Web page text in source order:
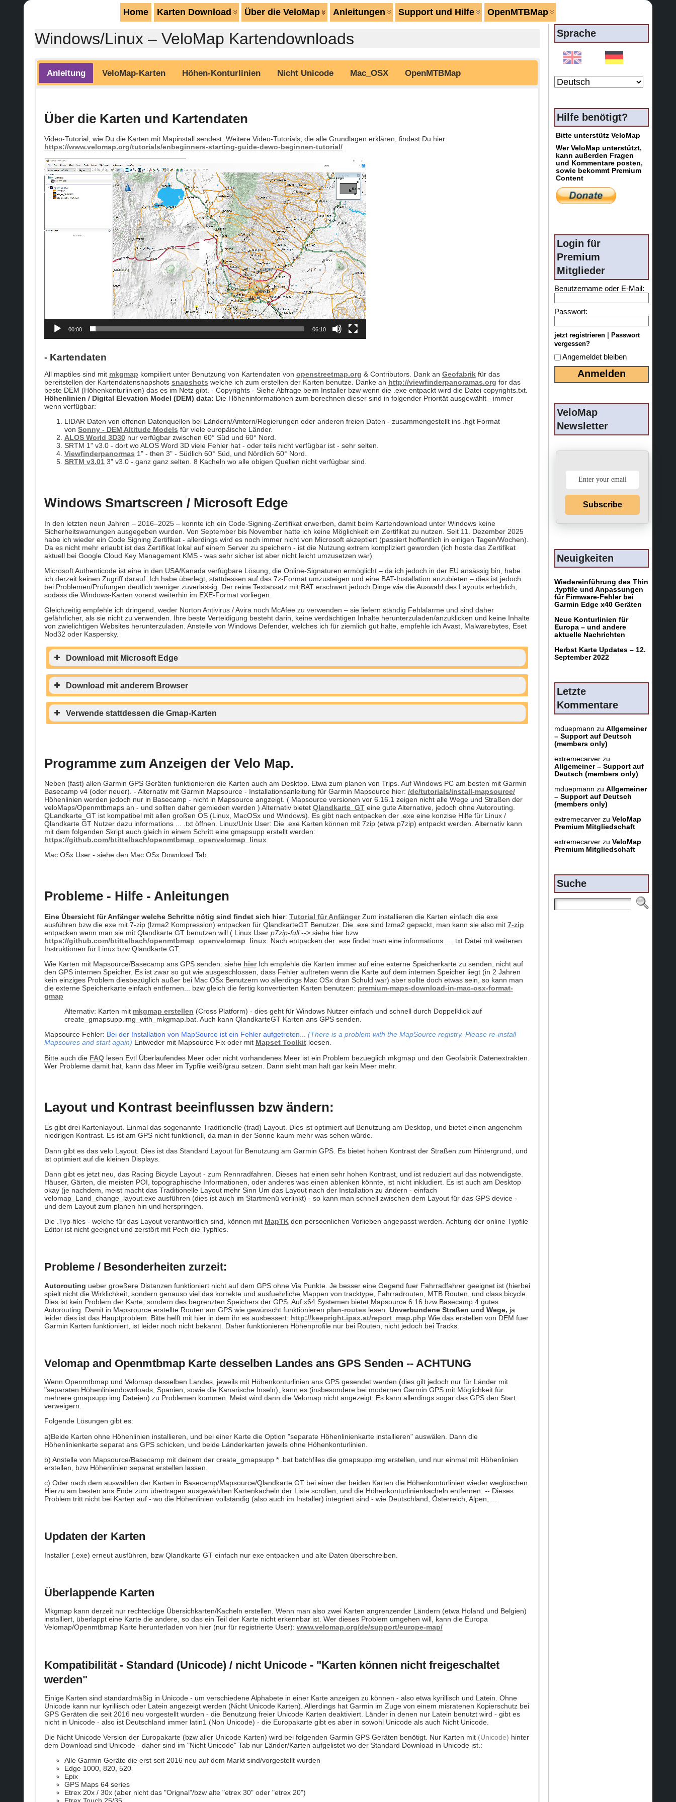
Home Karten Download Über die VeloMap Anleitungen Support und Hilfe OpenMTBMap
Windows/Linux – VeloMap Kartendownloads
Anleitung VeloMap-Karten Höhen-Konturlinien Nicht Unicode Mac_OSX OpenMTBMap
Über die Karten und Kartendaten
Video-Tutorial, wie Du die Karten mit Mapinstall sendest. Weitere Video-Tutorials, die alle Grundlagen erklären, findest Du hier:
https://www.velomap.org/tutorials/enbeginners-starting-guide-dewo-beginnen-tutorial/
Video-
Player
00:00 06:10
- Kartendaten
All maptiles sind mit mkgmap kompiliert unter Benutzung von Kartendaten von openstreetmap.org & Contributors. Dank an Geofabrikfür das
bereitstellen der Kartendatensnapshots snapshots welche ich zum erstellen der Karten benutze. Danke an http://viewfinderpanoramas.org for das
beste DEM (Höhenkonturlinien) das es im Netz gibt. - Copyrights - Siehe Abfrage beim Installer bzw wenn die .exe entpackt wird die Datei copyrights.txt.
Höhenlinien / Digital Elevation Model (DEM) data: Die Höheninformationen zum berechnen dieser sind in folgender Priorität ausgewählt - immer
wenn verfügbar:
LIDAR Daten von offenen Datenquellen bei Ländern/Ämtern/Regierungen oder anderen freien Daten - zusammengestellt ins .hgt Format
von Sonny - DEM Altitude Models für viele europäische Länder.
ALOS World 3D30nur verfügbar zwischen 60° Süd und 60° Nord.
SRTM 1" v3.0 - dort wo ALOS Word 3D viele Fehler hat - oder teils nicht verfügbar ist - sehr selten.
Viewfinderpanormas 1" - then 3" - Südlich 60° Süd, und Nördlich 60° Nord.
SRTM v3.013" v3.0 - ganz ganz selten. 8 Kacheln wo alle obigen Quellen nicht verfügbar sind.
Windows Smartscreen / Microsoft Edge
In den letzten neun Jahren – 2016–2025 – konnte ich ein Code-Signing-Zertifikat erwerben, damit beim Kartendownload unter Windows keine
Sicherheitswarnungen ausgegeben wurden. Von September bis November hatte ich keine Möglichkeit ein Zertifikat zu nutzen. Seit 11. Dezember 2025
habe ich wieder ein Code Signing Zertifikat - allerdings wird es noch immer nicht von Microsoft akzeptiert (passiert hoffentlich in einigen Tagen/Wochen).
Da es nicht mehr erlaubt ist das Zertifikat lokal auf einem Server zu speichern - ist die Nutzung extrem kompliziert geworden (ich hoste das Zertifikat
aktuell bei Google Cloud Key Management KMS - was sehr sicher ist aber nicht leicht umzusetzen war)
Microsoft Authenticode ist eine in den USA/Kanada verfügbare Lösung, die Online-Signaturen ermöglicht – da ich jedoch in der EU ansässig bin, habe
ich derzeit keinen Zugriff darauf. Ich habe überlegt, stattdessen auf das 7z-Format umzusteigen und eine BAT-Installation anzubieten – dies ist jedoch
bei Problemen/Prüfungen deutlich weniger zuverlässig. Der reine Textansatz mit BAT erschwert jedoch Dinge wie die Auswahl des Layouts erheblich,
sodass die Windows-Karten vorerst weiterhin im EXE-Format vorliegen.
Gleichzeitig empfehle ich dringend, weder Norton Antivirus / Avira noch McAfee zu verwenden – sie liefern ständig Fehlalarme und sind daher
gefährlicher, als sie nicht zu verwenden. Ihre beste Verteidigung besteht darin, keine verdächtigen Inhalte herunterzuladen/anzuklicken und keine Inhalte
von zwielichtigen Websites herunterzuladen. Anstelle von Windows Defender, welches ich für ziemlich gut halte, empfehle ich Avast, Malwarebytes, Eset
Nod32 oder Kaspersky.
Download mit Microsoft Edge
Download mit anderem Browser
Verwende stattdessen die Gmap-Karten
Programme zum Anzeigen der Velo Map.
Neben (fast) allen Garmin GPS Geräten funktionieren die Karten auch am Desktop. Etwa zum planen von Trips. Auf Windows PC am besten mit Garmin
Basecamp v4 (oder neuer). - Alternativ mit Garmin Mapsource - Installationsanleitung für Garmin Mapsource hier: /de/tutorials/install-mapsource/
Höhenlinien werden jedoch nur in Basecamp - nicht in Mapsource angzeigt. ( Mapsource versionen vor 6.16.1 zeigen nicht alle Wege und Straßen der
veloMaps/Openmtbmaps an - und sollten daher gemieden werden ) Alternativ bietet Qlandkarte_GTeine gute Alternative, jedoch ohne Autorouting.
QLandkarte_GT ist kompatibel mit allen großen OS (Linux, MacOSx und Windows). Es gibt nach entpacken der .exe eine konzise Hilfe für Linux /
Qlandkarte GT Nutzer dazu informations ... .txt öffnen. Linux/Unix User: Die .exe Karten können mit 7zip (etwa p7zip) entpackt werden. Alternativ kann
mit dem folgenden Skript auch gleich in einem Schritt eine gmapsupp erstellt werden:
https://github.com/btittelbach/openmtbmap_openvelomap_linux
Mac OSx User - siehe den Mac OSx Download Tab.
Probleme - Hilfe - Anleitungen
Eine Übersicht für Anfänger welche Schritte nötig sind findet sich hier: Tutorial für AnfängerZum installieren die Karten einfach die exe
ausführen bzw die exe mit 7-zip (lzma2 Kompression) entpacken für QlandkarteGT Benutzer. Die .exe sind lzma2 gepackt, man kann sie also mit 7-zip
entpacken wenn man sie mit Qlandkarte GT benutzen will ( Linux Userp7zip-full--> siehe hier bzw
https://github.com/btittelbach/openmtbmap_openvelomap_linux. Nach entpacken der .exe findet man eine informations ... .txt Datei mit weiteren
Instruktionen für Linux bzw Qlandkarte GT.
Wie Karten mit Mapsource/Basecamp ans GPS senden: siehe hierIch empfehle die Karten immer auf eine externe Speicherkarte zu senden, nicht auf
den GPS internen Speicher. Es ist zwar so gut wie ausgeschlossen, dass Fehler auftreten wenn die Karte auf dem internen Speicher liegt (in 2 Jahren
kein einziges Problem diesbezüglich außer bei Mac OSx Benutzern wo allerdings Mac OSx dran Schuld war) aber sollte doch etwas sein, so kann man
die externe Speicherkarte einfach entfernen... bzw gleich die fertig konvertierten Karten benutzen: premium-maps-download-in-mac-osx-format-
gmap
Alternativ: Karten mit mkgmap erstellen (Cross Platform) - dies geht für Windows Nutzer einfach und schnell durch Doppelklick auf
create_gmapsupp.img_with_mkgmap.bat. Auch kann QlandkarteGT Karten ans GPS senden.
Mapsource Fehler: Bei der Installation von MapSource ist ein Fehler aufgetreten... (There is a problem with the MapSource registry. Please re-install
Mapsoures and start again) Entweder mit Mapsource Fix oder mit Mapset Toolkitloesen.
Bitte auch die FAQlesen Evtl Überlaufendes Meer oder nicht vorhandenes Meer ist ein Problem bezueglich mkgmap und den Geofabrik Datenextrakten.
Wer Probleme damit hat, kann das Meer im Typfile weiß/grau setzen. Dann sieht man halt gar kein Meer mehr.
Layout und Kontrast beeinflussen bzw ändern:
Es gibt drei Kartenlayout. Einmal das sogenannte Traditionelle (trad) Layout. Dies ist optimiert auf Benutzung am Desktop, und bietet einen angenehm
niedrigen Kontrast. Es ist am GPS nicht funktionell, da man in der Sonne kaum mehr was sehen würde.
Dann gibt es das velo Layout. Dies ist das Standard Layout für Benutzung am Garmin GPS. Es bietet hohen Kontrast der Straßen zum Hintergrund, und
ist optimiert auf die kleinen Displays.
Dann gibt es jetzt neu, das Racing Bicycle Layout - zum Rennradfahren. Dieses hat einen sehr hohen Kontrast, und ist reduziert auf das notwendigste.
Häuser, Gärten, die meisten POI, topographische Informationen, oder anderes was einen ablenken könnte, ist nicht inkludiert. Es ist auch am Desktop
okay (je nachdem, meist macht das Traditionelle Layout mehr Sinn Um das Layout nach der Installation zu ändern - einfach
velomap_Land_change_layout.exe ausführen (dies ist auch im Startmenü verlinkt) - so kann man schnell zwischen dem Layout für das GPS device -
und dem Layout zum planen hin und herspringen.
Die .Typ-files - welche für das Layout verantwortlich sind, können mit MapTKden persoenlichen Vorlieben angepasst werden. Achtung der online Typfile
Editor ist nicht geeignet und zerstört mit Pech die Typfiles.
Probleme / Besonderheiten zurzeit:
Autorouting ueber groeßere Distanzen funktioniert nicht auf dem GPS ohne Via Punkte. Je besser eine Gegend fuer Fahrradfahrer geeignet ist (hierbei
spielt nicht die Wirklichkeit, sondern genauso viel das korrekte und ausfuehrliche Mappen von tracktype, Fahrradrouten, MTB Routen, und class:bicycle.
Dies ist kein Problem der Karte, sondern des begrenzten Speichers der GPS. Auf x64 Systemen bietet Mapsource 6.16 bzw Basecamp 4 gutes
Autorouting. Damit in Mapsrource erstellte Routen am GPS wie gewünscht funktionieren plan-routes lesen. Unverbundene Straßen und Wege, ja
leider dies ist das Hauptproblem: Bitte helft mit hier in dem ihr es ausbessert: http://keepright.ipax.at/report_map.php Wie das erstellen von DEM fuer
Garmin Karten funktioniert, ist leider noch nicht bekannt. Daher funktionieren Höhenprofile nur bei Routen, nicht jedoch bei Tracks.
Velomap and Openmtbmap Karte desselben Landes ans GPS Senden -- ACHTUNG
Wenn Openmtbmap und Velomap desselben Landes, jeweils mit Höhenkonturlinien ans GPS gesendet werden (dies gilt jedoch nur für Länder mit
"separaten Höhenliniendownloads, Spanien, sowie die Kanarische Inseln), kann es (insbesondere bei modernen Garmin GPS mit Möglichkeit für
mehrere gmapsupp.img Dateien) zu Problemen kommen. Meist wird dann die Velomap nicht angezeigt. Es kann allerdings sogar das GPS den Start
verweigern.
Folgende Lösungen gibt es:
a)Beide Karten ohne Höhenlinien installieren, und bei einer Karte die Option "separate Höhenlinienkarte installieren" auswälen. Dann die
Höhenlinienkarte separat ans GPS schicken, und beide Länderkarten jeweils ohne Höhenkonturlinien.
b) Anstelle von Mapsource/Basecamp mit deinem der create_gmapsupp * .bat batchfiles die gmapsupp.img erstellen, und nur einmal mit Höhenlinien
erstellen, bzw Höhenlinien separat erstellen lassen.
c) Oder nach dem auswählen der Karten in Basecamp/Mapsource/Qlandkarte GT bei einer der beiden Karten die Höhenkonturlinien wieder weglöschen.
Hierzu am besten ans Ende zum übertragen ausgewählten Kartenkacheln der Liste scrollen, und die Höhenkonturlinienkacheln entfernen. -- Dieses
Problem tritt nicht bei Karten auf - wo die Höhenlinien vollständig (also auch im Installer) integriert sind - wie Deutschland, Österreich, Alpen, ...
Updaten der Karten
Installer (.exe) erneut ausführen, bzw Qlandkarte GT einfach nur exe entpacken und alte Daten überschreiben.
Überlappende Karten
Mkgmap kann derzeit nur rechteckige Übersichkarten/Kacheln erstellen. Wenn man also zwei Karten angrenzender Ländern (etwa Holand und Belgien)
installiert, überlappt eine Karte die andere, so das ein Teil der Karte nicht erkennbar ist. Wer dieses Problem umgehen will, kann die Europa
Velomap/Openmtbmap Karte herunterladen von hier (nur für registrierte User): www.velomap.org/de/support/europe-map/
Kompatibilität - Standard (Unicode) / nicht Unicode - "Karten können nicht freigeschaltet
werden"
Einige Karten sind standardmäßig in Unicode - um verschiedene Alphabete in einer Karte anzeigen zu können - also etwa kyrillisch und Latein. Ohne
Unicode kann nur kyrillisch oder Latein angezeigt werden (Nicht Unicode Karten). Allerdings hat Garmin im Zuge von einem misratenen Kopierschutz bei
GPS Geräten die seit 2016 neu vorgestellt wurden - die Benutzung freier Unicode Karten deaktiviert. Länder in denen nur Latein benutzt wird - gibt es
nicht in Unicode - also ist Deutschland immer latin1 (Non Unicode) - die Europakarte gibt es aber in sowohl Unicode als auch Nicht Unicode.
Die Nicht Unicode Version der Europakarte (bzw aller Unicode Karten) wird bei folgenden Garmin GPS Geräten benötigt. Nur Karten mit (Unicode) hinter
dem Download sind Unicode - daher sind im "Nicht Unicode" Tab nur Länder/Karten aufgelistet wo der Standard Download in Unicode ist.:
Alle Garmin Geräte die erst seit 2016 neu auf dem Markt sind/vorgestellt wurden
Edge 1000, 820, 520
Epix
GPS Maps 64 series
Etrex 20x / 30x (aber nicht das "Orignal"/bzw alte "etrex 30" oder "etrex 20")
Sprache
Hilfe benötigt?
Bitte unterstütz VeloMap
Wer VeloMap unterstützt,
kann außerden Fragen
und Kommentare posten,
sowie bekommt Premium
Content
Login für
Premium
Mitglieder
Benutzername oder E-Mail:
Passwort:
jetzt registrieren | Passwort
vergessen?
Angemeldet bleiben
VeloMap
Newsletter
Subscribe
Neuigkeiten
Wiedereinführung des Thin
.typfile und Anpassungen
für Firmware-Fehler bei
Garmin Edge x40 Geräten
Neue Konturlinien für
Europa – und andere
aktuelle Nachrichten
Herbst Karte Updates – 12.
September 2022
Letzte
Kommentare
mduepmann zu Allgemeiner
– Support auf Deutsch
(members only)
extremecarver zu
Allgemeiner – Support auf
Deutsch (members only)
mduepmann zu Allgemeiner
– Support auf Deutsch
(members only)
extremecarver zu VeloMap
Premium Mitgliedschaft
extremecarver zu VeloMap
Premium Mitgliedschaft
Suche